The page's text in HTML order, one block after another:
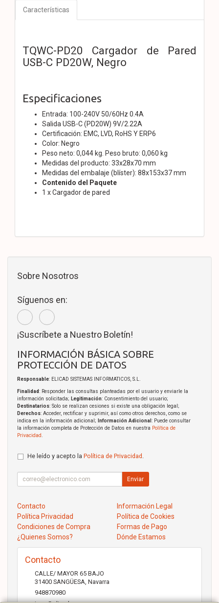
Características
TQWC-PD20 Cargador de Pared
USB-C PD20W, Negro
Especificaciones
Entrada: 100-240V 50/60Hz 0.4A
Salida USB-C (PD20W) 9V/2.22A
Certificación: EMC, LVD, RoHS Y ERP6
Color: Negro
Peso neto: 0,044 kg. Peso bruto: 0,060 kg
Medidas del producto: 33x28x70 mm
Medidas del embalaje (blíster): 88x153x37 mm
Contenido del Paquete
1 x Cargador de pared
Sobre Nosotros
Síguenos en:
¡Suscríbete a Nuestro Boletín!
INFORMACIÓN BÁSICA SOBRE
PROTECCIÓN DE DATOS
Responsable: ELICAD SISTEMAS INFORMATICOS, S.L.
Finalidad: Responder las consultas planteadas por el usuario y enviarle la
información solicitada; Legitimación: Consentimiento del usuario;
Destinatarios: Solo se realizan cesiones si existe una obligación legal;
Derechos: Acceder, rectificar y suprimir, así como otros derechos, como se
indica en la información adicional;
Información Adicional : Puede consultar
la información completa de Protección de Datos en nuestra Política de
Privacidad
He leído y acepto la Política de Privacidad
Enviar
Contacto
Información Legal
Política Privacidad
Política de Cookies
Condiciones de Compra
Formas de Pago
¿Quienes Somos?
Dónde Estamos
Contacto
CALLE/ MAYOR 65 BAJO
31400 SANGÜESA Navarra
948870980